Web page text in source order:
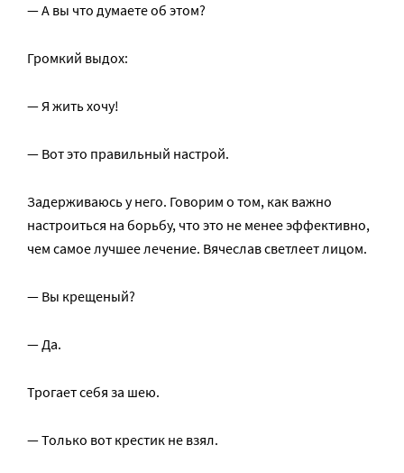
— А вы что думаете об этом?
Громкий выдох:
— Я жить хочу!
— Вот это правильный настрой.
Задерживаюсь у него. Говорим о том, как важно
настроиться на борьбу, что это не менее эффективно,
чем самое лучшее лечение. Вячеслав светлеет лицом.
— Вы крещеный?
— Да.
Трогает себя за шею.
— Только вот крестик не взял.